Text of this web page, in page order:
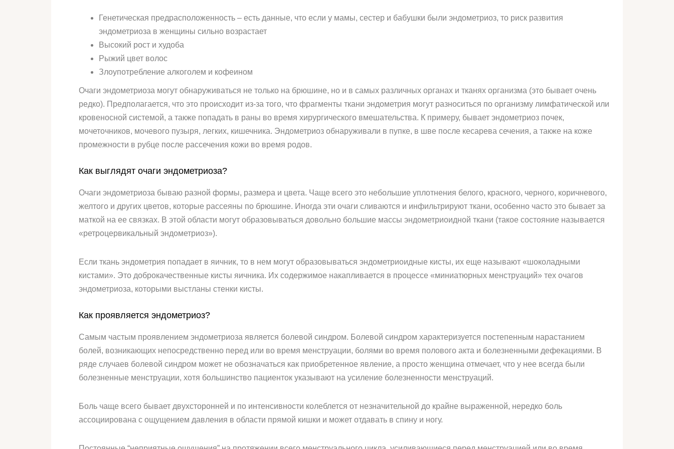
Генетическая предрасположенность – есть данные, что если у мамы, сестер и бабушки были эндометриоз, то риск развития
эндометриоза в женщины сильно возрастает
Высокий рост и худоба
Рыжий цвет волос
Злоупотребление алкоголем и кофеином
Очаги эндометриоза могут обнаруживаться не только на брюшине, но и в самых различных органах и тканях организма (это бывает очень
редко). Предполагается, что это происходит из-за того, что фрагменты ткани эндометрия могут разноситься по организму лимфатической или
кровеносной системой, а также попадать в раны во время хирургического вмешательства. К примеру, бывает эндометриоз почек,
мочеточников, мочевого пузыря, легких, кишечника. Эндометриоз обнаруживали в пупке, в шве после кесарева сечения, а также на коже
промежности в рубце после рассечения кожи во время родов.
Как выглядят очаги эндометриоза?
Очаги эндометриоза бываю разной формы, размера и цвета. Чаще всего это небольшие уплотнения белого, красного, черного, коричневого,
желтого и других цветов, которые рассеяны по брюшине. Иногда эти очаги сливаются и инфильтрируют ткани, особенно часто это бывает за
маткой на ее связках. В этой области могут образовываться довольно большие массы эндометриоидной ткани (такое состояние называется
«ретроцервикальный эндометриоз»).
Если ткань эндометрия попадает в яичник, то в нем могут образовываться эндометриоидные кисты, их еще называют «шоколадными
кистами». Это доброкачественные кисты яичника. Их содержимое накапливается в процессе «миниатюрных менструаций» тех очагов
эндометриоза, которыми выстланы стенки кисты.
Как проявляется эндометриоз?
Самым частым проявлением эндометриоза является болевой синдром. Болевой синдром характеризуется постепенным нарастанием
болей, возникающих непосредственно перед или во время менструации, болями во время полового акта и болезненными дефекациями. В
ряде случаев болевой синдром может не обозначаться как приобретенное явление, а просто женщина отмечает, что у нее всегда были
болезненные менструации, хотя большинство пациенток указывают на усиление болезненности менструаций.
Боль чаще всего бывает двухсторонней и по интенсивности колеблется от незначительной до крайне выраженной, нередко боль
ассоциирована с ощущением давления в области прямой кишки и может отдавать в спину и ногу.